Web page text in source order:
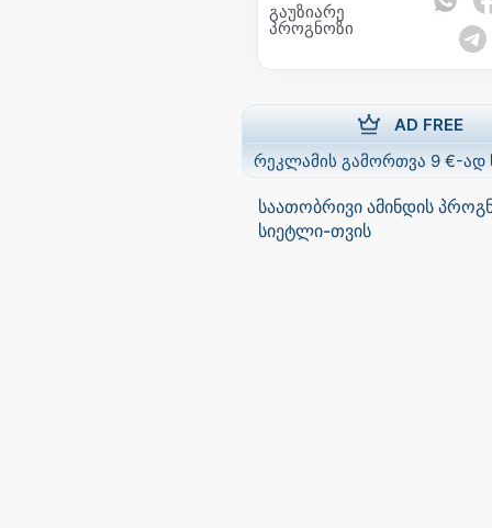
გაუზიარე
პროგნოზი
AD FREE
რეკლამის გამორთვა 9 €-ად
საათობრივი ამინდის
სიეტლი-თვის